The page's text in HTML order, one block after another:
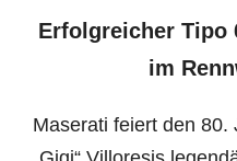
Erfolgreicher Tipo
im
Maserati feiert den 80.